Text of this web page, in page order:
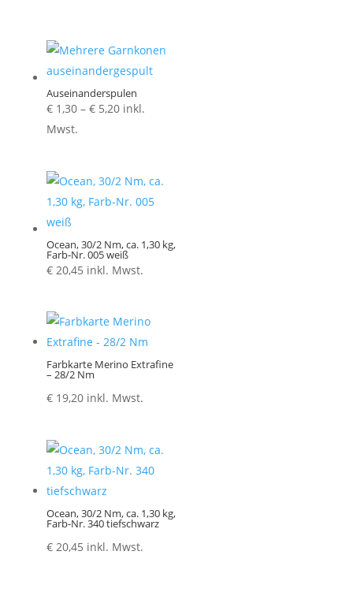
Auseinanderspulen
€1,30 – €5,20Preisspanne:
inkl.
Mwst.
Ocean, 30/2 Nm, ca. 1,30 kg,
Farb-Nr. 005 weiß
€20,45 inkl. Mwst.
Farbkarte Merino Extrafine
– 28/2 Nm
€19,20 inkl. Mwst.
Ocean, 30/2 Nm, ca. 1,30 kg,
Farb-Nr. 340 tiefschwarz
€20,45 inkl. Mwst.